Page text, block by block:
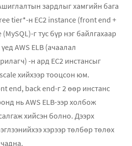
зардлыг хамгийн бага
tier*-н EC2 instance (front end +
г тус бүр нэг байлгахаар
AWS ELB (ачаалал
-н ард EC2 инстансыг
хийхээр тооцсон юм.
end, back end-г 2 өөр инстанс
нь AWS ELB-ээр холбож
хийсэн болно. Дээрх
хэрээр төлбөр төлөх